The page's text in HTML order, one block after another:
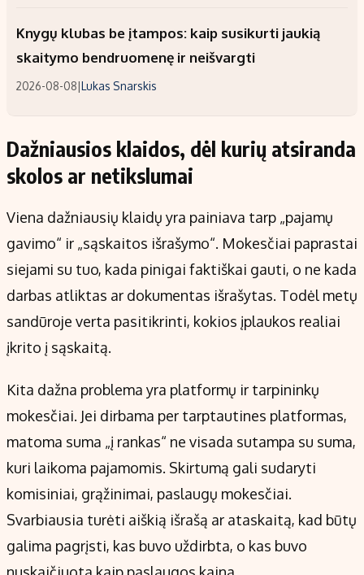
Knygų klubas be įtampos: kaip susikurti jaukią
skaitymo bendruomenę ir neišvargti
2026-08-08|Lukas Snarskis
Dažniausios klaidos, dėl kurių atsiranda
skolos ar netikslumai
Viena dažniausių klaidų yra painiava tarp „pajamų
gavimo“ ir „sąskaitos išrašymo“. Mokesčiai paprastai
siejami su tuo, kada pinigai faktiškai gauti, o ne kada
darbas atliktas ar dokumentas išrašytas. Todėl metų
sandūroje verta pasitikrinti, kokios įplaukos realiai
įkrito į sąskaitą.
Kita dažna problema yra platformų ir tarpininkų
mokesčiai. Jei dirbama per tarptautines platformas,
matoma suma „į rankas“ ne visada sutampa su suma,
kuri laikoma pajamomis. Skirtumą gali sudaryti
komisiniai, grąžinimai, paslaugų mokesčiai.
Svarbiausia turėti aiškią išrašą ar ataskaitą, kad būtų
galima pagrįsti, kas buvo uždirbta, o kas buvo